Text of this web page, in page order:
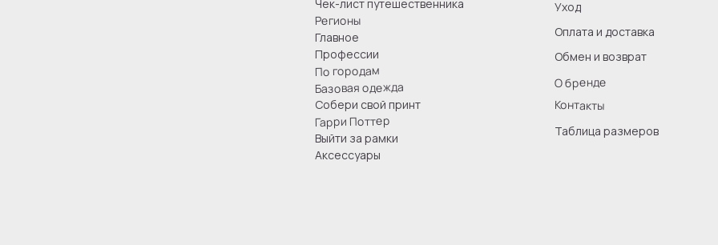
Оплата и доставка
Обмен и возврат
О бренде
Контакты
Чек-лист путешественника
Регионы
Главное
Профессии
По городам
Базовая одежда
Собери свой принт
Гарри Поттер
Выйти за рамки
Аксессуары
Таблица размеров
Уход